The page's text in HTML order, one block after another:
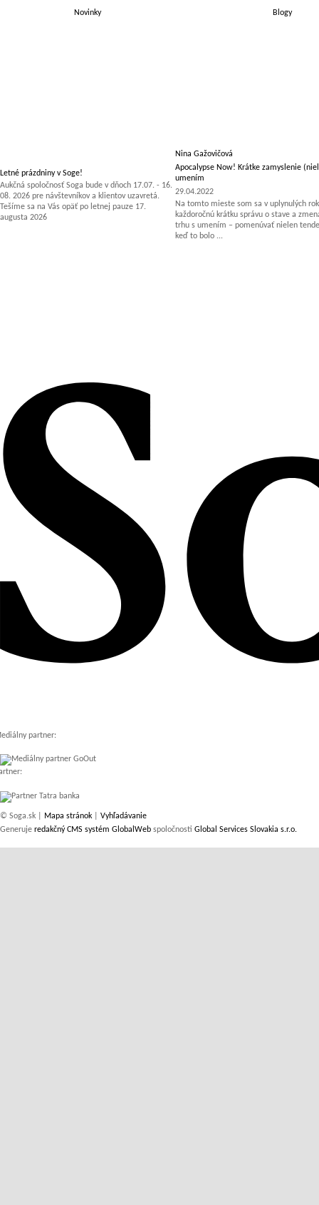
Novinky Blogy
Letné prázdniny v Soge!
Aukčná spoločnosť Soga bude v dňoch 17.07. - 16.
08. 2026 pre návštevníkov a klientov uzavretá.
Tešíme sa na Vás opäť po letnej pauze 17.
augusta 2026
Nina Gažovičová
Apocalypse Now! Krátke zamyslenie
umením
29.04.2022
Na tomto mieste som sa v uplynulých
každoročnú krátku správu o stave a
trhu s umením – pomenúvať nielen
keď to bolo ...
partner:
© Soga.sk | Mapa stránok
Vyhľadávanie
Generuje redakčný CMS systém GlobalWeb spoločnosti Global Services Slovakia s.r.o.